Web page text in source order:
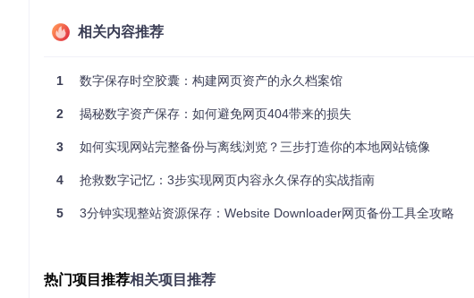
某电商公司的IT主管王工，每周都会使用工具对公司官网进行一次完整快照
场景三：旅行爱好者的攻略收藏法
旅行博主小张在规划西藏自驾游时，将沿途景点介绍、路况信息和住宿推荐
传统的浏览器"另存为"功能如同用手机拍摄风景，只能捕捉眼前的局部画面
完整记录整个网页生态系统。前者可能丢失CSS样式、JavaScript交互和图
识别重复内容、自动处理不同编码格式的能力，大大降低了用户的操作门槛。
相关内容推荐
1 数字保存时空胶囊：构建网页资产的永久档案馆
2 揭秘数字资产保存：如何避免网页404带来的损失
3 如何实现网站完整备份与离线浏览？三步打造你的本地网站镜像
4 抢救数字记忆：3步实现网页内容永久保存的实战指南
5 3分钟实现整站资源保存：Website Downloader网页备份工具全攻略
热门项目推荐相关项目推荐